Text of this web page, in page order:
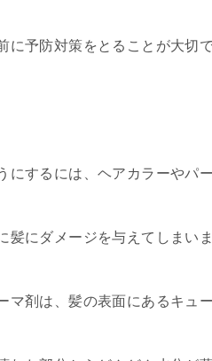
に予防対策をとることが大切で
にするには、ヘアカラーやパ
髪にダメージを与えてしまいま
マ剤は、髪の表面にあるキュ